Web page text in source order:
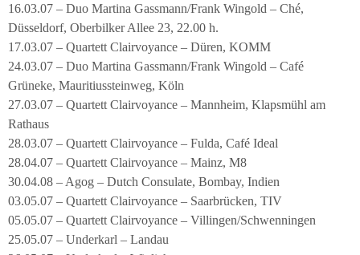
16.03.07 – Duo Martina Gassmann/Frank Wingold – Ché,
Düsseldorf, Oberbilker Allee 23, 22.00 h.
17.03.07 – Quartett Clairvoyance – Düren, KOMM
24.03.07 – Duo Martina Gassmann/Frank Wingold – Café
Grüneke, Mauritiussteinweg, Köln
27.03.07 – Quartett Clairvoyance – Mannheim, Klapsmühl am
Rathaus
28.03.07 – Quartett Clairvoyance – Fulda, Café Ideal
28.04.07 – Quartett Clairvoyance – Mainz, M8
30.04.08 – Agog – Dutch Consulate, Bombay, Indien
03.05.07 – Quartett Clairvoyance – Saarbrücken, TIV
05.05.07 – Quartett Clairvoyance – Villingen/Schwenningen
25.05.07 – Underkarl – Landau